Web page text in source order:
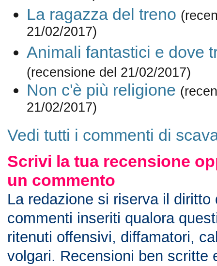
La ragazza del treno
21/02/2017)
Animali fantastici e dove
(recensione del 21/02/2017)
Non c'è più religione
21/02/2017)
Vedi tutti i commenti di
Scrivi la tua recensione
un commento
La redazione si riserva il diritto
commenti inseriti qualora
ritenuti offensivi, diffamatori,
volgari. Recensioni ben scritte